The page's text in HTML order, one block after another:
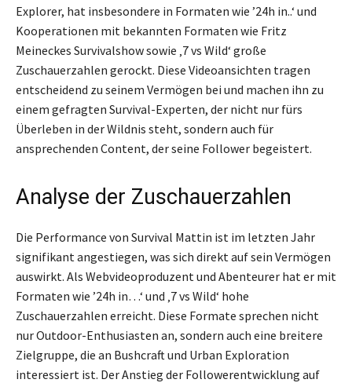
Explorer, hat insbesondere in Formaten wie ’24h in..‘ und
Kooperationen mit bekannten Formaten wie Fritz
Meineckes Survivalshow sowie ‚7 vs Wild‘ große
Zuschauerzahlen gerockt. Diese Videoansichten tragen
entscheidend zu seinem Vermögen bei und machen ihn zu
einem gefragten Survival-Experten, der nicht nur fürs
Überleben in der Wildnis steht, sondern auch für
ansprechenden Content, der seine Follower begeistert.
Analyse der Zuschauerzahlen
Die Performance von Survival Mattin ist im letzten Jahr
signifikant angestiegen, was sich direkt auf sein Vermögen
auswirkt. Als Webvideoproduzent und Abenteurer hat er mit
Formaten wie ’24h in…‘ und ‚7 vs Wild‘ hohe
Zuschauerzahlen erreicht. Diese Formate sprechen nicht
nur Outdoor-Enthusiasten an, sondern auch eine breitere
Zielgruppe, die an Bushcraft und Urban Exploration
interessiert ist. Der Anstieg der Followerentwicklung auf